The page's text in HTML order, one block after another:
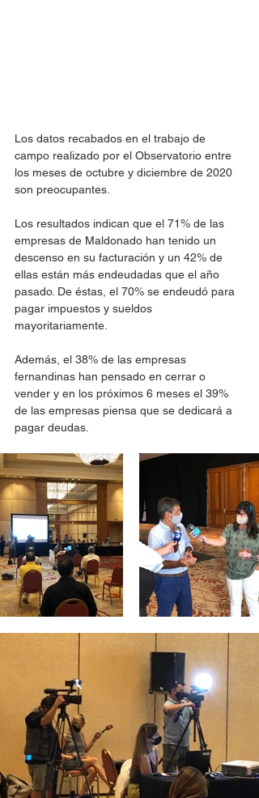
Los datos recabados en el trabajo de
campo realizado por el Observatorio entre
los meses de octubre y diciembre de 2020
son preocupantes.
Los resultados indican que el 71% de las
empresas de Maldonado han tenido un
descenso en su facturación y un 42% de
ellas están más endeudadas que el año
pasado. De éstas, el 70% se endeudó para
pagar impuestos y sueldos
mayoritariamente.
Además, el 38% de las empresas
fernandinas han pensado en cerrar o
vender y en los próximos 6 meses el 39%
de las empresas piensa que se dedicará a
pagar deudas.